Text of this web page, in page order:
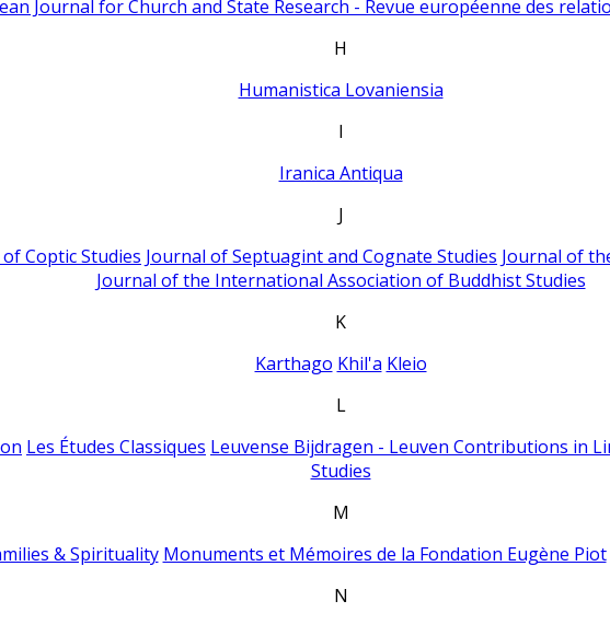
Journal for Church and State Research - Revue européenne des
H
Humanistica Lovaniensia
I
Iranica Antiqua
J
Coptic Studies Journal of Septuagint and Cognate Studies Journal of
Journal of the International Association of Buddhist Studies
K
Karthago Khil'a Kleio
L
Les Études Classiques Leuvense Bijdragen - Leuven Contributions in
Studies
M
& Spirituality Monuments et Mémoires de la Fondation Eugène Piot
N